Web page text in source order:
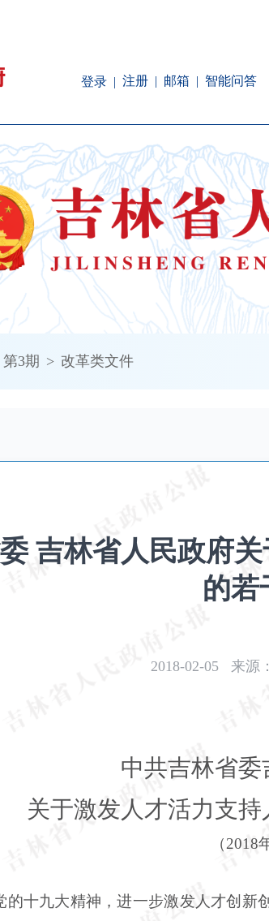
登录 注册 邮箱 智能问答
第3期 > 改革类文件
吉林省人民政府
的若
2018-02-05 来源
中共吉林省
关于激发人才活力支
（2018
的十九大精神，进一步激发人才创